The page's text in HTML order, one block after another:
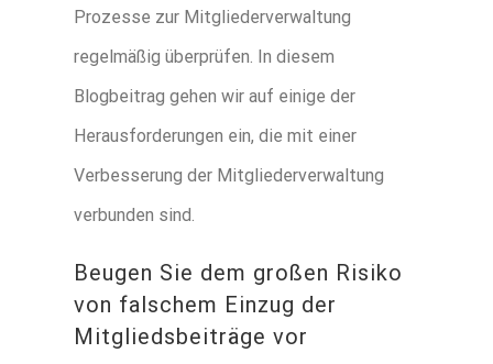
Prozesse zur Mitgliederverwaltung
regelmäßig überprüfen. In diesem
Blogbeitrag gehen wir auf einige der
Herausforderungen ein, die mit einer
Verbesserung der Mitgliederverwaltung
verbunden sind.
Beugen Sie dem großen Risiko
von falschem Einzug der
Mitgliedsbeiträge vor